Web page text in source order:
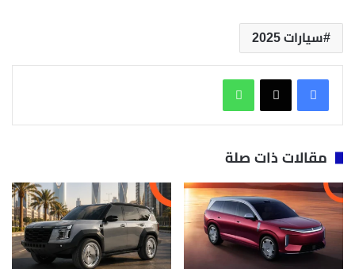
سيارات 2025
مقالات ذات صلة